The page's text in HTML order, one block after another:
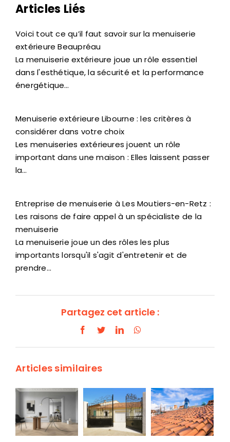
Articles Liés
Voici tout ce qu’il faut savoir sur la menuiserie
extérieure Beaupréau
La menuiserie extérieure joue un rôle essentiel
dans l'esthétique, la sécurité et la performance
énergétique…
Menuiserie extérieure Libourne : les critères à
considérer dans votre choix
Les menuiseries extérieures jouent un rôle
important dans une maison : Elles laissent passer
la…
Entreprise de menuiserie à Les Moutiers-en-Retz :
Les raisons de faire appel à un spécialiste de la
menuiserie
La menuiserie joue un des rôles les plus
importants lorsqu'il s'agit d'entretenir et de
prendre…
Partagez cet article :
Facebook
TwitterLinkedIn
Articles similaires